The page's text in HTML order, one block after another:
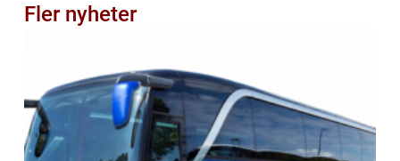
Fler nyheter